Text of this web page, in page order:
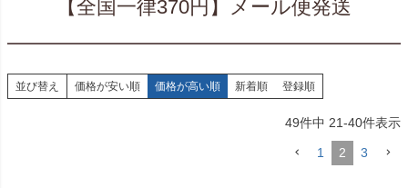
【全国一律370円】メール便発送
並び替え 価格が安い順 価格が高い順 新着順 登録順
49件中 21-40件表示
1 2 3